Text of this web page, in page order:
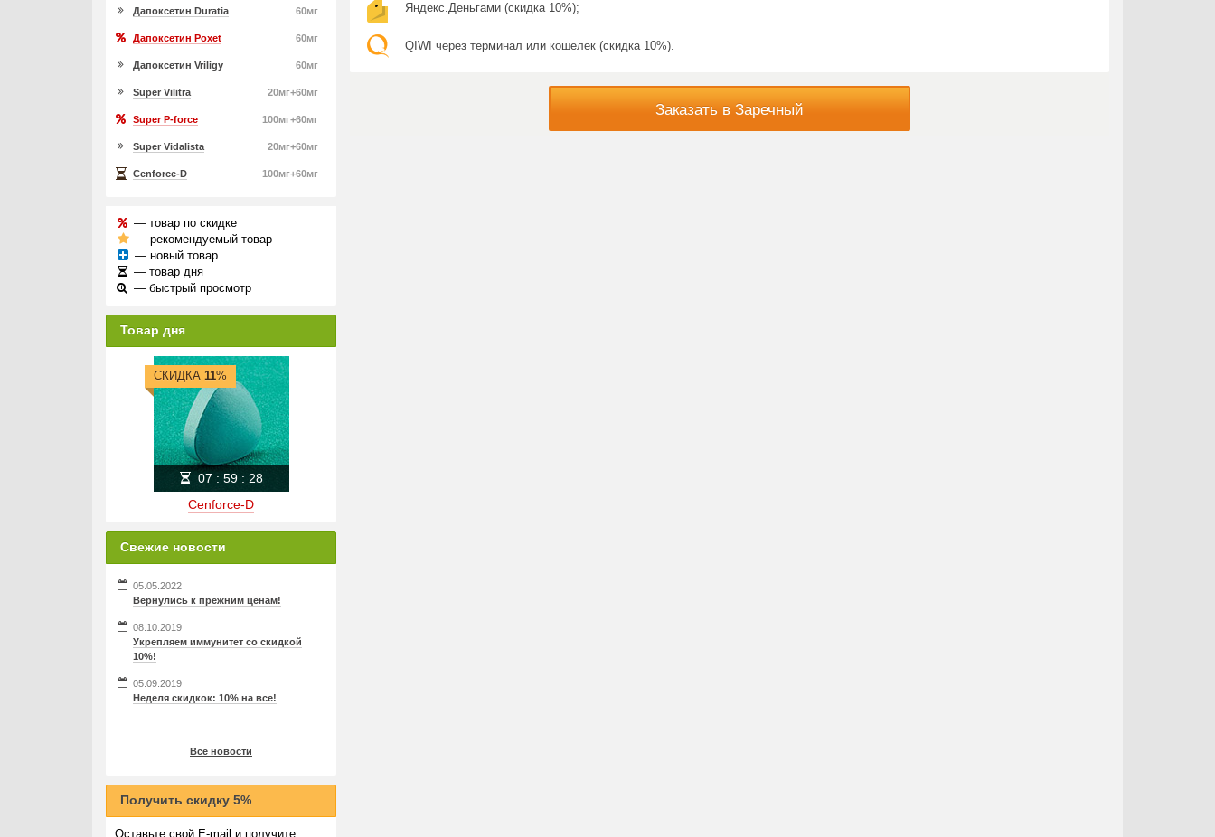
Яндекс.Деньгами (скидка 10%);
QIWI через терминал или кошелек (скидка 10%).
Заказать в Заречный
60мг
Дапоксетин Duratia
60мг
Дапоксетин Poxet
60мг
Дапоксетин Vriligy
20мг+60мг
Super Vilitra
100мг+60мг
Super P-force
20мг+60мг
Super Vidalista
100мг+60мг
Cenforce-D
— товар по скидке
— рекомендуемый товар
— новый товар
— товар дня
— быстрый просмотр
Товар дня
Cenforce-D
СКИДКА 11%
07 : 59: 28
Свежие новости
05.05.2022
Вернулись к прежним ценам!
08.10.2019
Укрепляем иммунитет со скидкой
10%!
05.09.2019
Неделя скидкок: 10% на все!
Все новости
Получить скидку 5%
Оставьте свой E-mail и получите